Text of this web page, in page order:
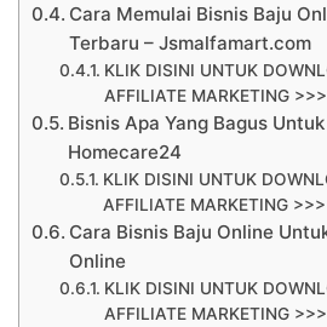
Cara Memulai Bisnis Baju
Terbaru – Jsmalfamart.com
KLIK DISINI UNTUK
AFFILIATE MARKETING >>>
Bisnis Apa Yang Bagus
Homecare24
KLIK DISINI UNTUK
AFFILIATE MARKETING >>>
Cara Bisnis Baju Online
Online
KLIK DISINI UNTUK
AFFILIATE MARKETING >>>